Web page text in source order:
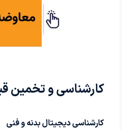
کارشناسی و
کارشناسی دیجیتال بدنه و فنی